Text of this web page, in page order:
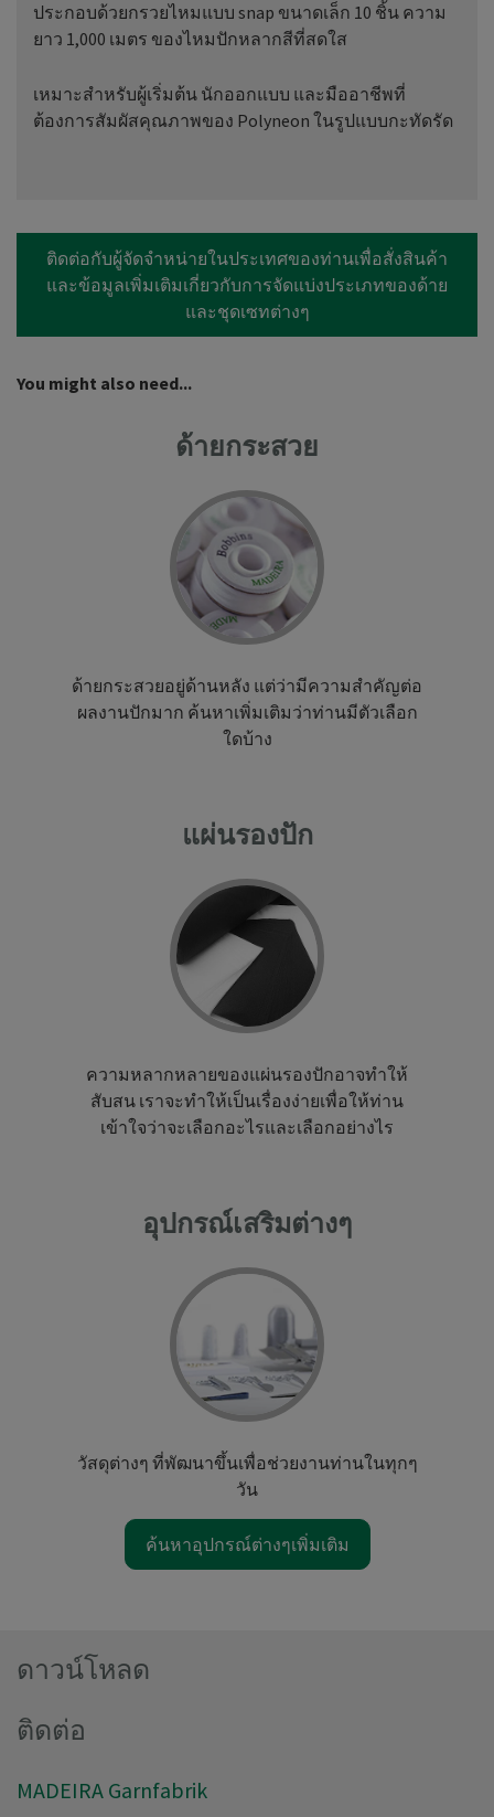
ประกอบด้วยกรวยไหมแบบ snap ขนาดเล็ก 10 ชิ้น ความ
ยาว 1,000 เมตร ของไหมปักหลากสีที่สดใส
เหมาะสำหรับผู้เริ่มต้น นักออกแบบ และมืออาชีพที่
ต้องการสัมผัสคุณภาพของ Polyneon ในรูปแบบกะทัดรัด
ติดต่อกับผู้จัดจำหน่ายในประเทศของท่านเพื่อสั่งสินค้า
และข้อมูลเพิ่มเติมเกี่ยวกับการจัดแบ่งประเภทของด้าย
และชุดเซทต่างๆ
You might also need...
ด้ายกระสวย
ด้ายกระสวยอยู่ด้านหลัง แต่ว่ามีความสำคัญต่อ
ผลงานปักมาก ค้นหาเพิ่มเติมว่าท่านมีตัวเลือก
ใดบ้าง
แผ่นรองปัก
ความหลากหลายของแผ่นรองปักอาจทำให้
สับสน เราจะทำให้เป็นเรื่องง่ายเพื่อให้ท่าน
เข้าใจว่าจะเลือกอะไรและเลือกอย่างไร
อุปกรณ์เสริมต่างๆ
วัสดุต่างๆ ที่พัฒนาขึ้นเพื่อช่วยงานท่านในทุกๆ
วัน
ค้นหาอุปกรณ์ต่างๆเพิ่มเติม
ดาวน์โหลด
ติดต่อ
MADEIRA Garnfabrik